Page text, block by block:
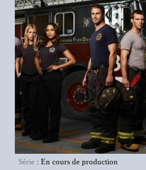
Série : En cours de production